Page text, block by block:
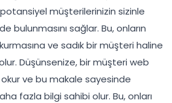
müşterilerinizin sizinle
bulunmasını sağlar. Bu, onların
ve sadık bir müşteri haline
Düşünsenize, bir müşteri web
ve bu makale sayesinde
fazla bilgi sahibi olur. Bu, onları